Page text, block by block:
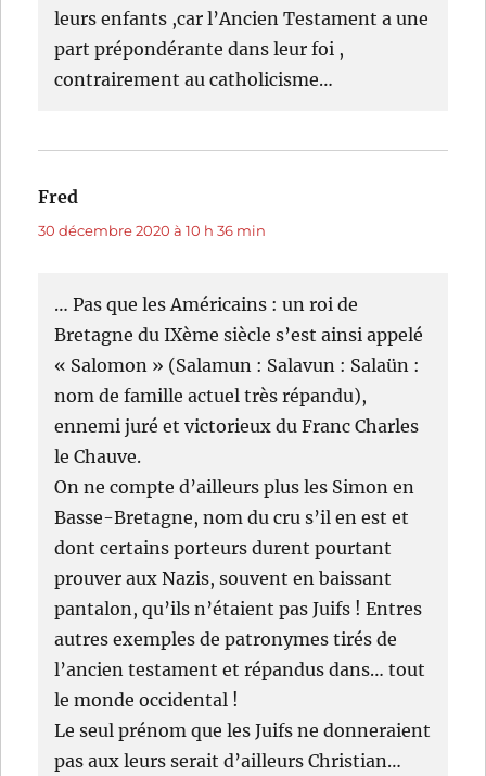
leurs enfants ,car l’Ancien Testament a une
part prépondérante dans leur foi ,
contrairement au catholicisme…
Fred
30 décembre 2020 à 10 h 36 min
… Pas que les Américains : un roi de
Bretagne du IXème siècle s’est ainsi appelé
« Salomon » (Salamun : Salavun : Salaün :
nom de famille actuel très répandu),
ennemi juré et victorieux du Franc Charles
le Chauve.
On ne compte d’ailleurs plus les Simon en
Basse-Bretagne, nom du cru s’il en est et
dont certains porteurs durent pourtant
prouver aux Nazis, souvent en baissant
pantalon, qu’ils n’étaient pas Juifs ! Entres
autres exemples de patronymes tirés de
l’ancien testament et répandus dans… tout
le monde occidental !
Le seul prénom que les Juifs ne donneraient
pas aux leurs serait d’ailleurs Christian…